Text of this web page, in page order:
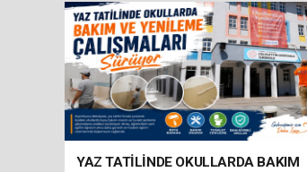
YAZ TATİLİNDE OKULLARDA BAKIM